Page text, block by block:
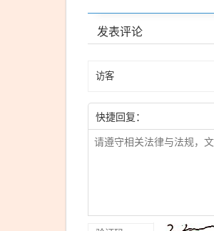
发表评论
快捷回复：